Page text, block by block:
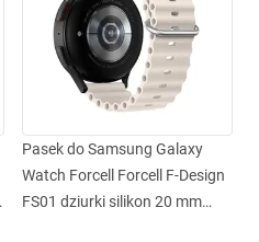
Pasek do Samsung Galaxy
Watch Forcell Forcell F-Design
FS01 dziurki silikon 20 mm